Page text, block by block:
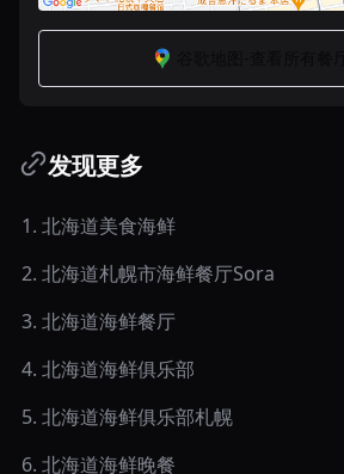
发现更多
1. 北海道美食海鲜
2. 北海道札幌市海鲜餐厅Sora
3. 北海道海鲜餐厅
4. 北海道海鲜俱乐部
5. 北海道海鲜俱乐部札幌
6. 北海道海鲜晚餐